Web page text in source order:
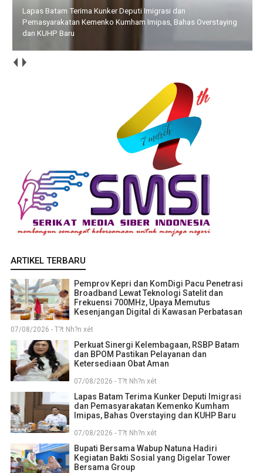
Bupati Bersama Wabup Natuna Hadiri Kegiatan Bakti Sosial
yang Digelar Tower Bersama Group
ARTIKEL TERBARU
Pemprov Kepri dan KomDigi Pacu Penetrasi
Broadband Lewat Teknologi Satelit dan
Frekuensi 700MHz, Upaya Memutus
Kesenjangan Digital di Kawasan Perbatasan
07/08/2026 - T?t Nh?n xét
Perkuat Sinergi Kelembagaan, RSBP Batam
dan BPOM Pastikan Pelayanan dan
Ketersediaan Obat Aman
07/08/2026 - T?t Nh?n xét
Lapas Batam Terima Kunker Deputi Imigrasi
dan Pemasyarakatan Kemenko Kumham
Imipas, Bahas Overstaying dan KUHP Baru
07/08/2026 - T?t Nh?n xét
Bupati Bersama Wabup Natuna Hadiri
Kegiatan Bakti Sosial yang Digelar Tower
Bersama Group